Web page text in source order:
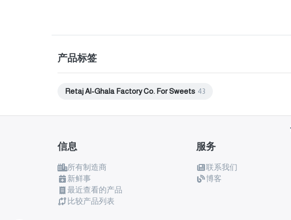
产品标签
Retaj Al-Ghala Factory Co. For Sweets 43
信息
所有制造商
新鲜事
最近查看的产品
比较产品列表
服务
联系我们
博客